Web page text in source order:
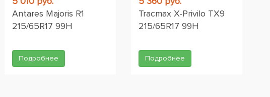
Antares Majoris R1
215/65R17 99H
Подробнее
Tracmax X-Privilo TX9
215/65R17 99H
Подробнее